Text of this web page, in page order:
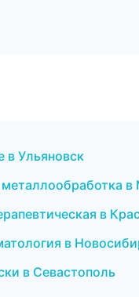
в Ульяновск
в
в
в
в Севастополь